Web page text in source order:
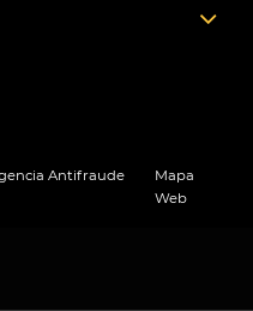
Antifraude
Mapa
Web